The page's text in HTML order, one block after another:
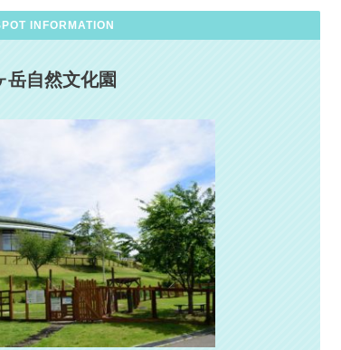
INFORMATION
岳自然文化園